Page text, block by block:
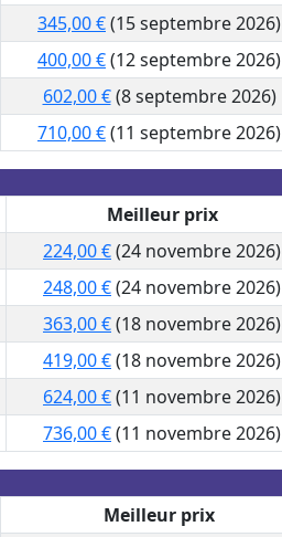
345,00 €(15 septembre 2026)
400,00 €(12 septembre 2026)
602,00 €(8 septembre 2026)
710,00 €(11 septembre 2026)
Meilleur prix
224,00 €(24 novembre 2026)
248,00 €(24 novembre 2026)
363,00 €(18 novembre 2026)
419,00 €(18 novembre 2026)
624,00 €(11 novembre 2026)
736,00 €(11 novembre 2026)
Meilleur prix